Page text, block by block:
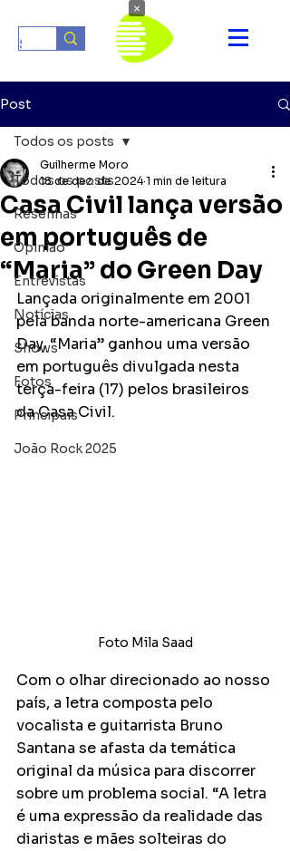
Post
Todos os posts
Resenhas
Opinião
Entrevistas
Notícias
Shows
Fotos
Principais
João Rock 2025
Todos os posts
Casa Civil lança versão
em português de
“Maria” do Green Day
Guilherme Moro
18 de dez. de 2024 1 min de leitura
Lançada originalmente em 2001
pela banda norte-americana Green
Day, “Maria” ganhou uma versão
em português divulgada nesta
terça-feira (17) pelos brasileiros
da Casa Civil.
Foto Mila Saad
Com o olhar direcionado ao nosso
país, a letra composta pelo
vocalista e guitarrista Bruno
Santana se afasta da temática
original da música para discorrer
sobre um problema social. “A letra
é uma expressão da realidade das
diaristas e mães solteiras do
×